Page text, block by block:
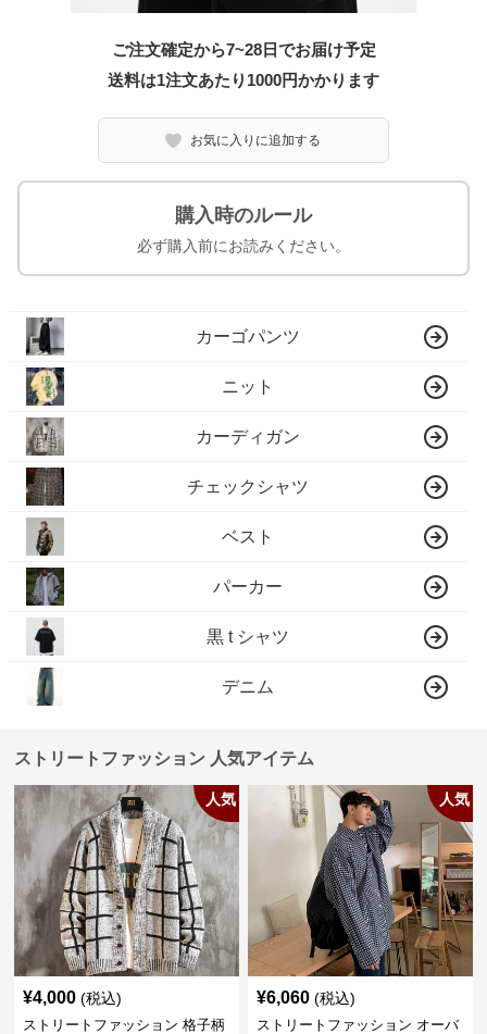
ご注文確定から7~28日でお届け予定
送料は1注文あたり 1000円かかります
お気に入りに追加する
購入時のルール
必ず購入前にお読みください。
カーゴパンツ
ニット
カーディガン
チェックシャツ
ベスト
パーカー
黒 t シャツ
デニム
ストリートファッション 人気アイテム
人気
¥4,000 (税込)
ストリートファッション 格子柄
人気
¥6,060 (税込)
ストリートファッション オーバ